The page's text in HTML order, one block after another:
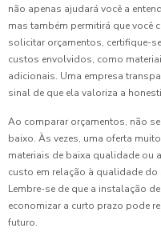
não apenas ajudará você a
mas também permitirá que você
solicitar orçamentos, certifique-
custos envolvidos, como
adicionais. Uma empresa
sinal de que ela valoriza a
Ao comparar orçamentos, não
baixo. Às vezes, uma oferta
materiais de baixa qualidade ou
custo em relação à qualidade
Lembre-se de que a instalação
economizar a curto prazo pode
futuro.